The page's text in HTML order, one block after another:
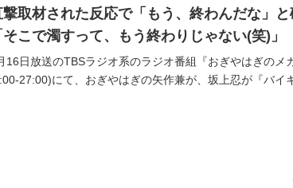
取材された反応で「もう、終わんだな」
そこで濁すって、もう終わりじゃない(笑)」
16日放送のTBSラジオ系のラジオ番組『おぎやはぎのメ
27:00)にて、おぎやはぎの矢作兼が、坂上忍が『バイ